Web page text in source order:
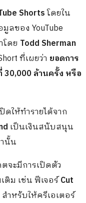
Shortsโดยใน
ลของ YouTube
ดย Todd Sherman
ที่เผยว่า ยอดการ
30,000 ล้านครั้ง หรือ
ดให้ทำรายได้จาก
เป็นเงินสนับสนุน
นั้น
จะมีการเปิดตัว
ติม เช่น ฟีเจอร์Cut
สำหรับให้ครีเอเตอร์